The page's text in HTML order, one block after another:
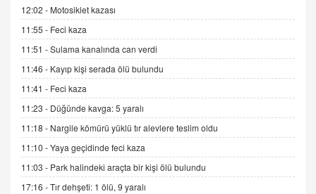
DR. EKREM ASLAN
Gerçek Ne, Algı Ne? "Beraber Yürüyoruz"
Cümlesinin Peşinden
19.07.2025 12:45
GÖNÜL MENEKŞE
Şifacının Yolu
04.11.2025 12:56
AV. RÜMEYSA ÖZKALE
Kira Uyuşmazlıklarında Dava Açmadan Önce
Arabulucuya Başvuru Şartı
12:02 - Motosiklet kazası
11:55 - Feci kaza
11:51 -Sulama kanalında can verdi
11:46 - Kayıp kişi serada ölü bulundu
11:41 - Feci kaza
11:23 - Düğünde kavga: 5 yaralı
11:18 - Nargile kömürü yüklü tır alevlere teslim oldu
11:10 -Yaya geçidinde feci kaza
11:03 - Park halindeki araçta bir kişi ölü bulundu
17:16 -Tır dehşeti: 1 ölü, 9 yaralı